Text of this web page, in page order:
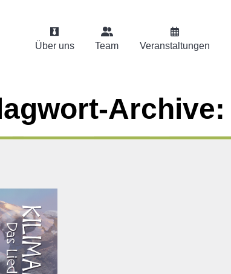
Über uns Team Veranstaltungen
Archive: